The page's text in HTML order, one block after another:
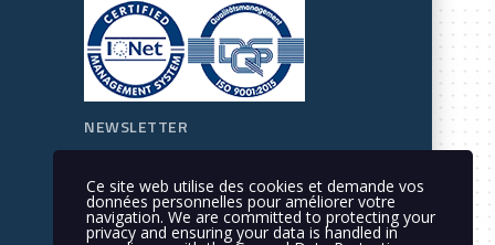
NEWSLETTER
Ce site web utilise des cookies et demande vos
données personnelles pour améliorer votre
navigation. We are committed to protecting your
privacy and ensuring your data is handled in